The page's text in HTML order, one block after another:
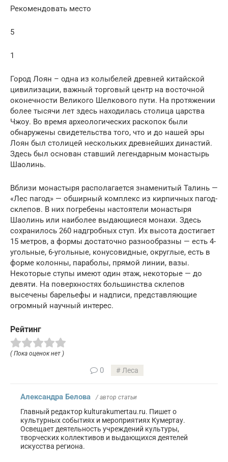
Рекомендовать место
5
1
Город Лоян – одна из колыбелей древней китайской
цивилизации, важный торговый центр на восточной
оконечности Великого Шелкового пути. На протяжении
более тысячи лет здесь находилась столица царства
Чжоу. Во время археологических раскопок были
обнаружены свидетельства того, что и до нашей эры
Лоян был столицей нескольких древнейших династий.
Здесь был основан ставший легендарным монастырь
Шаолинь.
Вблизи монастыря располагается знаменитый Талинь —
«Лес пагод» — обширный комплекс из кирпичных пагод-
склепов. В них погребены настоятели монастыря
Шаолинь или наиболее выдающиеся монахи. Здесь
сохранилось 260 надгробных ступ. Их высота достигает
15 метров, а формы достаточно разнообразны — есть 4-
угольные, 6-угольные, конусовидные, округлые, есть в
форме колонны, параболы, прямой линии, вазы.
Некоторые ступы имеют один этаж, некоторые — до
девяти. На поверхностях большинства склепов
высечены барельефы и надписи, представляющие
огромный научный интерес.
Рейтинг
( Пока оценок нет )
0 Леса
Александра Белова / автор статьи
Главный редактор kulturakumertau.ru. Пишет о
культурных событиях и мероприятиях Кумертау.
Освещает деятельность учреждений культуры,
творческих коллективов и выдающихся деятелей
искусства региона.